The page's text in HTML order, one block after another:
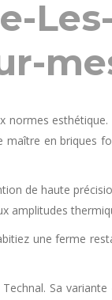
en briques
de haute
amplitudes
une ferme
Sa